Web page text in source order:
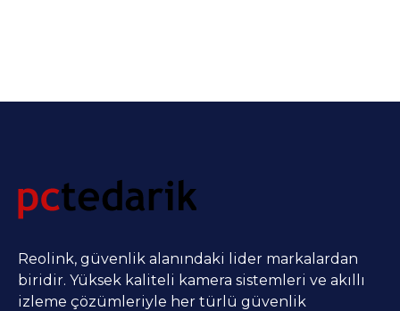
Reolink, güvenlik alanındaki lider markalardan
biridir. Yüksek kaliteli kamera sistemleri ve akıllı
izleme çözümleriyle her türlü güvenlik